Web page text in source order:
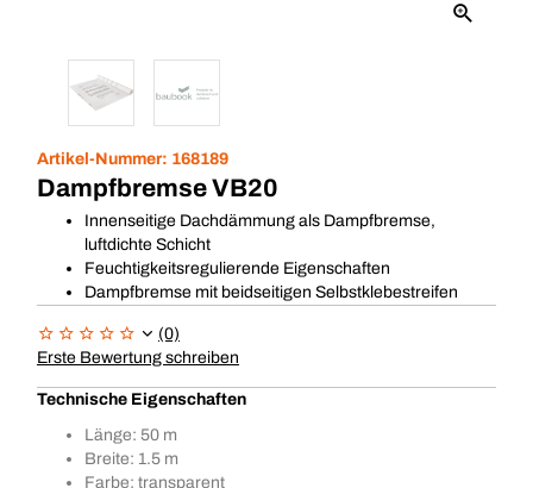
Artikel-Nummer: 168189
Dampfbremse VB20
Innenseitige Dachdämmung als Dampfbremse,
luftdichte Schicht
Feuchtigkeitsregulierende Eigenschaften
Dampfbremse mit beidseitigen Selbstklebestreifen
(0)
Erste Bewertung schreiben
Technische Eigenschaften
Länge: 50 m
Breite: 1.5 m
Farbe: transparent